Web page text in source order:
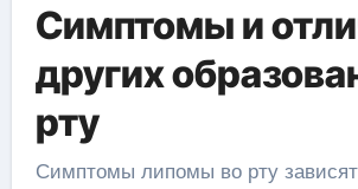
Симптомы и
других
рту
Симптомы липомы во рту